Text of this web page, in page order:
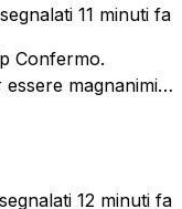
11 minuti fa
Confermo.
magnanimi…
12 minuti fa